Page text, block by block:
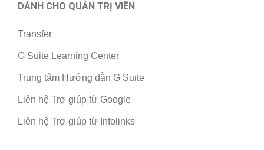
DÀNH CHO QUẢN TRỊ VIÊN
Transfer
G Suite Learning Center
Trung tâm Hướng dẫn G Suite
Liên hệ Trợ giúp từ Google
Liên hệ Trợ giúp từ Infolinks